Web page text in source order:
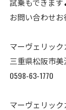
お問い合わせ
マーヴェリック
三重県松阪市
0598-63-1770
マーヴェリッ